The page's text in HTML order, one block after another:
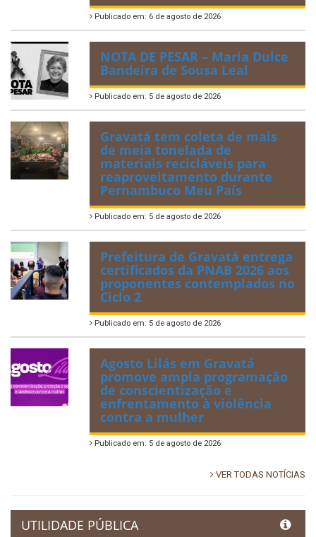
Publicado em: 6 de agosto de 2026
NOTA DE PESAR – Maria Dulce
Bandeira de Sousa Leal
Publicado em: 5 de agosto de 2026
Gravatá tem coleta de mais
de meia tonelada de
materiais recicláveis para
reaproveitamento durante
Pernambuco Meu País
Publicado em: 5 de agosto de 2026
Prefeitura de Gravatá entrega
certificados da PNAB 2026 aos
proponentes contemplados no
Ciclo 2
Publicado em: 5 de agosto de 2026
Agosto Lilás em Gravatá
promove ampla programação
de conscientização e
enfrentamento à violência
contra a mulher
Publicado em: 5 de agosto de 2026
VER TODAS NOTÍCIAS
UTILIDADE PÚBLICA